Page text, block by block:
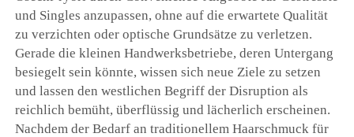
und Singles anzupassen, ohne auf die erwartete Qualität
zu verzichten oder optische Grundsätze zu verletzen.
Gerade die kleinen Handwerksbetriebe, deren Untergang
besiegelt sein könnte, wissen sich neue Ziele zu setzen
und lassen den westlichen Begriff der Disruption als
reichlich bemüht, überflüssig und lächerlich erscheinen.
Nachdem der Bedarf an traditionellem Haarschmuck für